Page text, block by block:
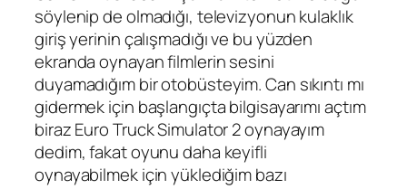
söylenip de olmadığı, televizyonun kulaklık
giriş yerinin çalışmadığı ve bu yüzden
ekranda oynayan filmlerin sesini
duyamadığım bir otobüsteyim. Can sıkıntı mı
gidermek için başlangıçta bilgisayarımı açtım
biraz Euro Truck Simulator 2 oynayayım
dedim, fakat oyunu daha keyifli
oynayabilmek için yüklediğim bazı